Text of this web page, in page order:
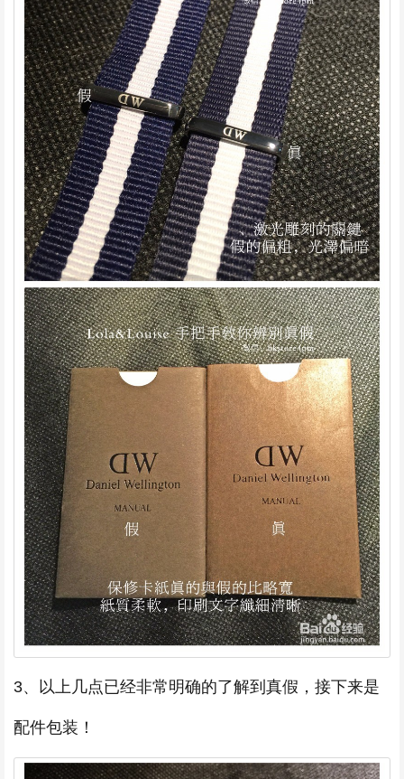
3、以上几点已经非常明确的了解到真假，接下来是
配件包装！